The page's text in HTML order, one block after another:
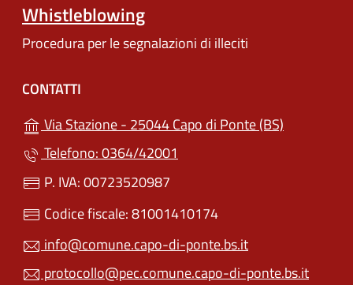
Whistleblowing
Procedura per le segnalazioni di illeciti
CONTATTI
Via Stazione - 25044 Capo di Ponte (BS)
Telefono: 0364/42001
P. IVA: 00723520987
Codice fiscale: 81001410174
info@comune.capo-di-ponte.bs.it
protocollo@pec.comune.capo-di-ponte.bs.it